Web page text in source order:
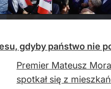
gdyby państwo nie
Premier Mateusz
spotkał się z